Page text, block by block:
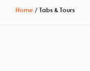
Home / Tabs & Tours